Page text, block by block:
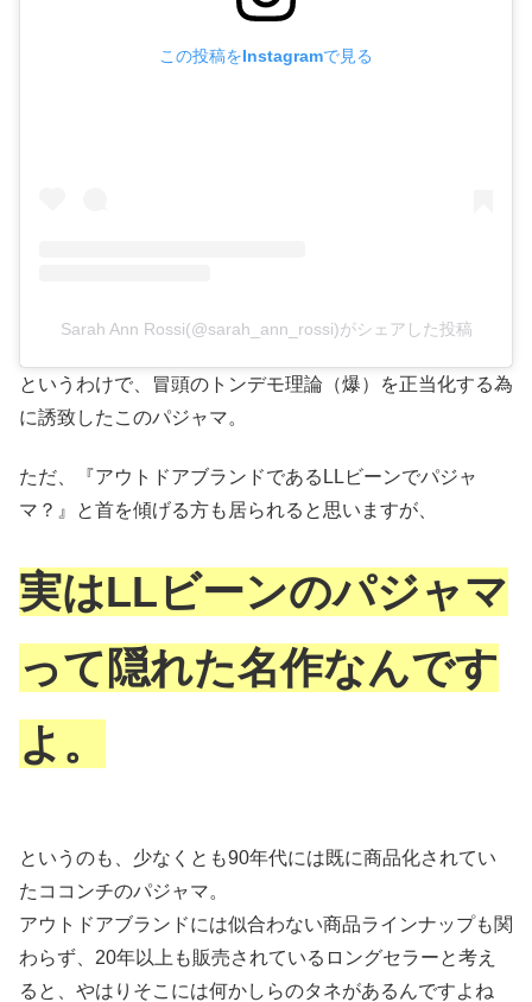
この投稿をInstagramで見る
Sarah Ann Rossi(@sarah_ann_rossi)がシェアした投稿
というわけで、冒頭のトンデモ理論（爆）を正当化する為
に誘致したこのパジャマ。
ただ、『アウトドアブランドであるLLビーンでパジャ
マ？』と首を傾げる方も居られると思いますが、
実はLLビーンのパジャマ
って隠れた名作なんです
よ。
というのも、少なくとも90年代には既に商品化されてい
たココンチのパジャマ。
アウトドアブランドには似合わない商品ラインナップも関
わらず、20年以上も販売されているロングセラーと考え
ると、やはりそこには何かしらのタネがあるんですよね